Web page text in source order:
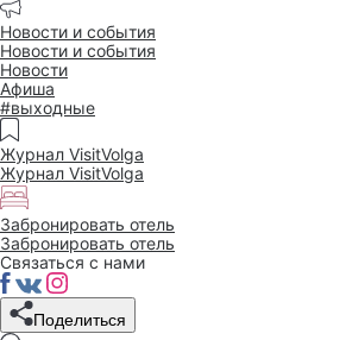
Новости и события
Новости и события
Новости
Афиша
#выходные
Журнал VisitVolga
Журнал VisitVolga
Забронировать отель
Забронировать отель
Связаться с нами
Поделиться